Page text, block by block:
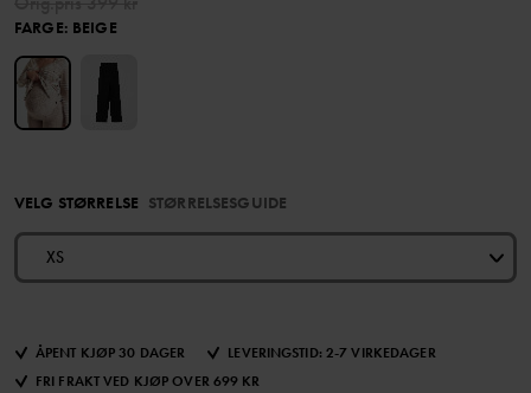
FARGE: BEIGE
VELG STØRRELSE STØRRELSESGUIDE
XS
ÅPENT KJØP 30 DAGER
LEVERINGSTID: 2-7 VIRKEDAGER
FRI FRAKT VED KJØP OVER 699 KR